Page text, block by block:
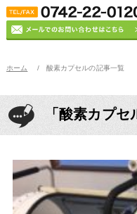
ホーム 酸素カプセルの記事一覧
「酸素カプ